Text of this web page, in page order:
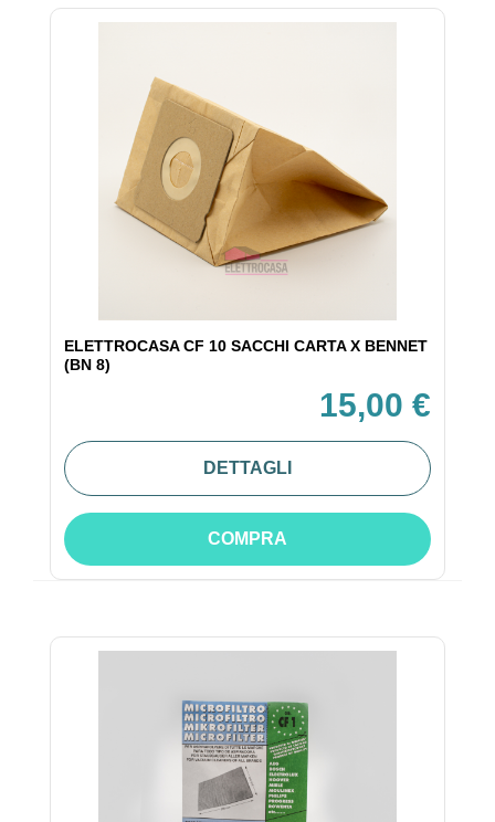
ELETTROCASA CF 10 SACCHI CARTA X BENNET
(BN 8)
15,00 €
DETTAGLI
COMPRA